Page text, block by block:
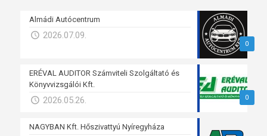
0
Almádi Autócentrum
2026.07.09.
0
ERÉVAL AUDITOR Számviteli Szolgáltató és
Könyvvizsgálói Kft.
2026.05.26.
NAGYBAN Kft. Hőszivattyú Nyíregyháza